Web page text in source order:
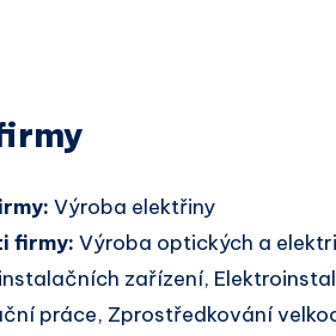
Výroba elektřiny
firmy: Výroba optických a
zařízení,
práce, Zprostředkování